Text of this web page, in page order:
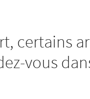
certains
vous